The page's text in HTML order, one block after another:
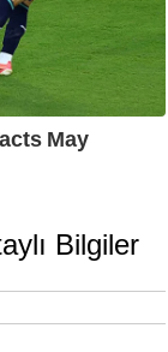
Bilgiler